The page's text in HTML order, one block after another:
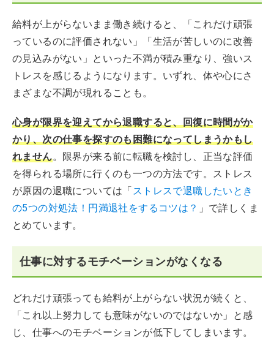
給料が上がらないまま働き続けると、「これだけ頑張
っているのに評価されない」「生活が苦しいのに改善
の見込みがない」といった不満が積み重なり、強いス
トレスを感じるようになります。いずれ、体や心にさ
まざまな不調が現れることも。
心身が限界を迎えてから退職すると、回復に時間がか
かり、次の仕事を探すのも困難になってしまうかもし
れません。限界が来る前に転職を検討し、正当な評価
を得られる場所に行くのも一つの方法です。ストレス
が原因の退職については「ストレスで退職したいとき
の5つの対処法！円満退社をするコツは？ 」で詳しくま
とめています。
仕事に対するモチベーションがなくなる
どれだけ頑張っても給料が上がらない状況が続くと、
「これ以上努力しても意味がないのではないか」と感
じ、仕事へのモチベーションが低下してしまいます。